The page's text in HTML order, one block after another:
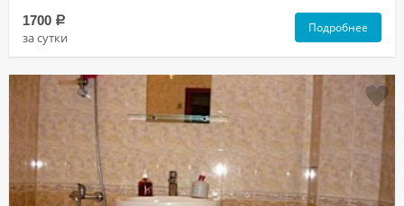
1700 a
за сутки
Подробнее